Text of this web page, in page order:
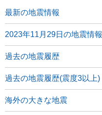
最新の地震情報
2023年11月29日の地震情報
過去の地震履歴
過去の地震履歴(震度3以上)
海外の大きな地震